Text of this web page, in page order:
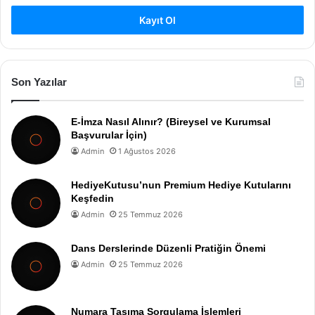
Kayıt Ol
Son Yazılar
E-İmza Nasıl Alınır? (Bireysel ve Kurumsal
Başvurular İçin)
Admin 1 Ağustos 2026
HediyeKutusu’nun Premium Hediye Kutularını
Keşfedin
Admin 25 Temmuz 2026
Dans Derslerinde Düzenli Pratiğin Önemi
Admin 25 Temmuz 2026
Numara Taşıma Sorgulama İşlemleri